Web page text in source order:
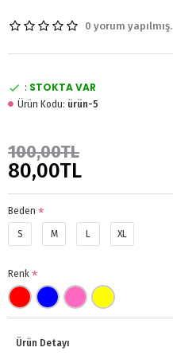
0 yorum yapılmış.
80,00TL
100,00TL
: STOKTA VAR
Ürün Kodu: ürün-5
Beden
S M L XL
Renk
Ürün Detayı